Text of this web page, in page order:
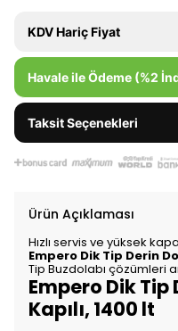
KDV Hariç Fiyat
Havale ile Ödeme (%2
Taksit Seçenekleri
Ürün Açıklaması
Hızlı servis ve yüksek
Empero Dik Tip Derin
Tip Buzdolabı çözümleri
Empero Dik
Kapılı, 1400 lt